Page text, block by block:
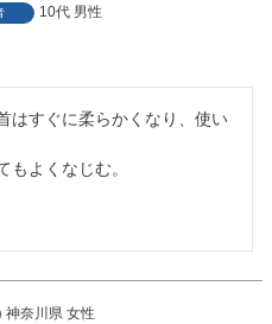
10代 男性
はすぐに柔らかくなり、使い
もよくなじむ。
神奈川県 女性